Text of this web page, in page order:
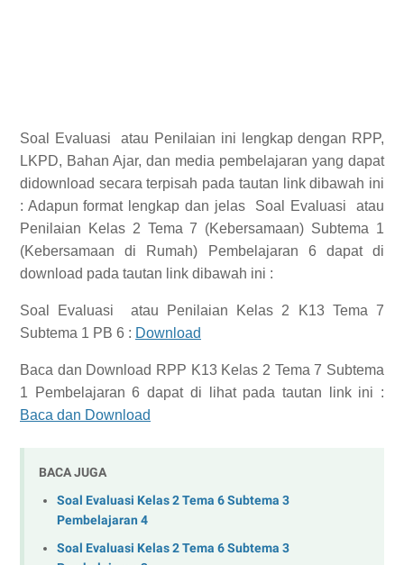
Soal Evaluasi
atau Penilaian ini lengkap dengan RPP,
LKPD, Bahan Ajar, dan media pembelajaran yang dapat
didownload secara terpisah pada tautan link dibawah ini
: Adapun format lengkap dan jelas Soal Evaluasi
atau
Penilaian Kelas 2 Tema 7 (Kebersamaan) Subtema 1
(Kebersamaan di Rumah) Pembelajaran 6 dapat di
download pada tautan link dibawah ini :
Soal Evaluasi
atau Penilaian Kelas 2 K13 Tema 7
Subtema 1 PB 6 : Download
Baca dan Download RPP K13 Kelas 2 Tema 7 Subtema
1 Pembelajaran 6dapat di lihat pada tautan link ini :
Baca dan Download
BACA JUGA
Soal Evaluasi Kelas 2 Tema 6 Subtema 3
Pembelajaran 4
Soal Evaluasi Kelas 2 Tema 6 Subtema 3